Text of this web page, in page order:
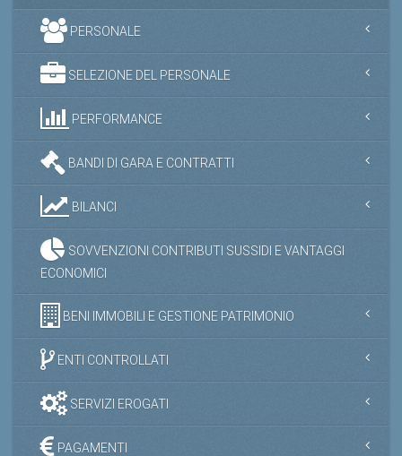
PERSONALE
SELEZIONE DEL PERSONALE
PERFORMANCE
BANDI DI GARA E CONTRATTI
BILANCI
SOVVENZIONI CONTRIBUTI SUSSIDI E VANTAGGI
ECONOMICI
BENI IMMOBILI E GESTIONE PATRIMONIO
ENTI CONTROLLATI
SERVIZI EROGATI
PAGAMENTI